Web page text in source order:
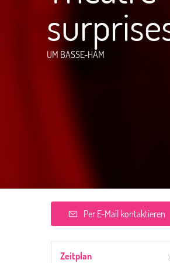
UM BASSE-HAM
Per E-Mail kontaktieren
Zeitplan